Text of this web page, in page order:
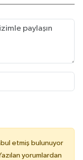
etmiş bulunuyor
yorumlardan